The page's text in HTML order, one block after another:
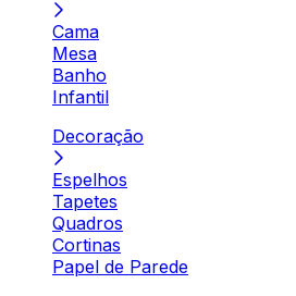
Cama
Mesa
Banho
Infantil
Decoração
Espelhos
Tapetes
Quadros
Cortinas
Papel de Parede